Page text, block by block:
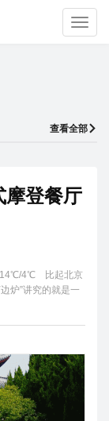
查看全部
摩登餐厅
14℃/4℃ 比起北京
炉”讲究的就是一